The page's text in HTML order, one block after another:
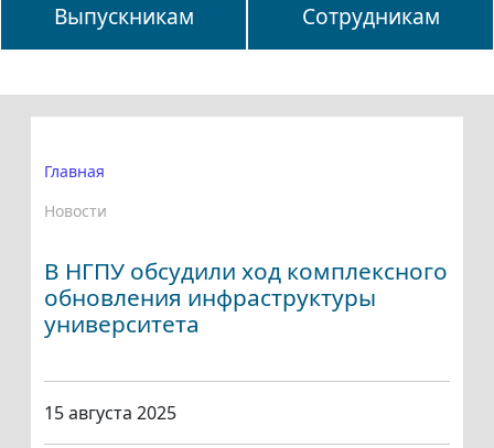
Выпускникам Сотрудникам
Главная
Новости
В НГПУ обсудили ход комплексного
обновления инфраструктуры
университета
15 августа 2025